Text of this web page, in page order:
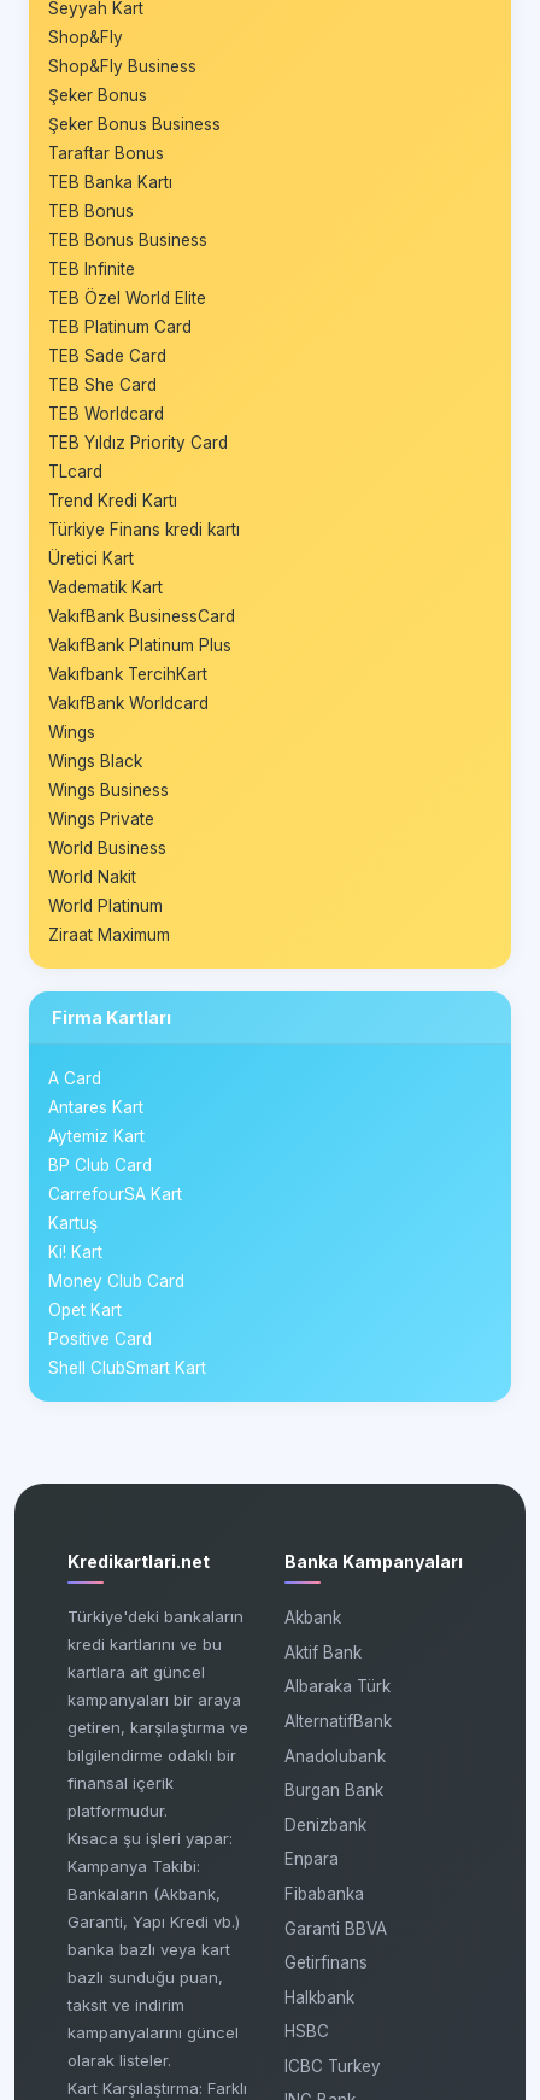
Seyyah Kart
Shop&Fly
Shop&Fly Business
Şeker Bonus
Şeker Bonus Business
Taraftar Bonus
TEB Banka Kartı
TEB Bonus
TEB Bonus Business
TEB Infinite
TEB Özel World Elite
TEB Platinum Card
TEB Sade Card
TEB She Card
TEB Worldcard
TEB Yıldız Priority Card
TLcard
Trend Kredi Kartı
Türkiye Finans kredi kartı
Üretici Kart
Vadematik Kart
VakıfBank BusinessCard
VakıfBank Platinum Plus
Vakıfbank TercihKart
VakıfBank Worldcard
Wings
Wings Black
Wings Business
Wings Private
World Business
World Nakit
World Platinum
Ziraat Maximum
Firma Kartları
A Card
Antares Kart
Aytemiz Kart
BP Club Card
CarrefourSA Kart
Kartuş
Ki! Kart
Money Club Card
Opet Kart
Positive Card
Shell ClubSmart Kart
Kredikartlari.net
Türkiye'deki bankaların
kredi kartlarını ve bu
kartlara ait güncel
kampanyaları bir araya
getiren, karşılaştırma ve
bilgilendirme odaklı bir
finansal içerik
platformudur.
Kısaca şu işleri yapar:
Kampanya Takibi:
Bankaların (Akbank,
Garanti, Yapı Kredi vb.)
banka bazlı veya kart
bazlı sunduğu puan,
taksit ve indirim
kampanyalarını güncel
olarak listeler.
Kart Karşılaştırma: Farklı
Banka Kampanyaları
Akbank
Aktif Bank
Albaraka Türk
AlternatifBank
Anadolubank
Burgan Bank
Denizbank
Enpara
Fibabanka
Garanti BBVA
Getirfinans
Halkbank
HSBC
ICBC Turkey